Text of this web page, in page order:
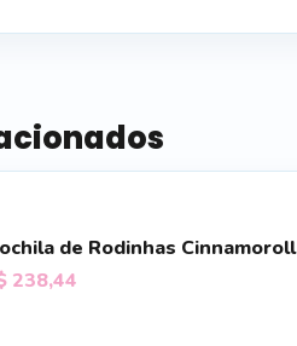
de Rodinhas Cinnamoroll
238,44